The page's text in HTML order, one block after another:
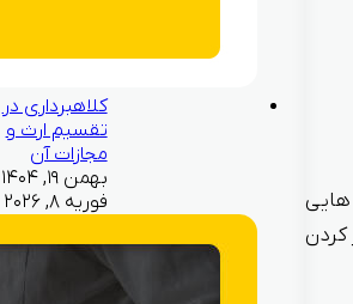
هایی
کردن
کلاهبرداری در
تقسیم ارث و
مجازات آن
فوریه ۸, ۲۰۲۶